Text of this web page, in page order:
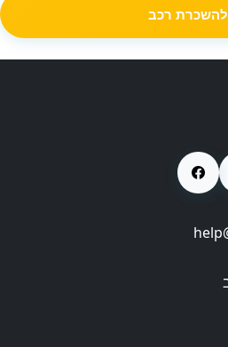
להשכרת רכב